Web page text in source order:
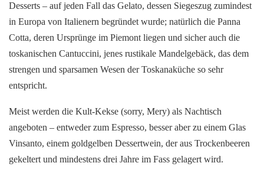
Desserts – auf jeden Fall das Gelato, dessen Siegeszug zumindest
in Europa von Italienern begründet wurde; natürlich die Panna
Cotta, deren Ursprünge im Piemont liegen und sicher auch die
toskanischen Cantuccini, jenes rustikale Mandelgebäck, das dem
strengen und sparsamen Wesen der Toskanaküche so sehr
entspricht.
Meist werden die Kult-Kekse (sorry, Mery) als Nachtisch
angeboten – entweder zum Espresso, besser aber zu einem Glas
Vinsanto, einem goldgelben Dessertwein, der aus Trockenbeeren
gekeltert und mindestens drei Jahre im Fass gelagert wird.